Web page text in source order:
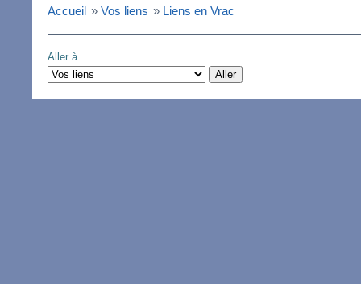
Accueil » Vos liens » Liens en Vrac
Aller à